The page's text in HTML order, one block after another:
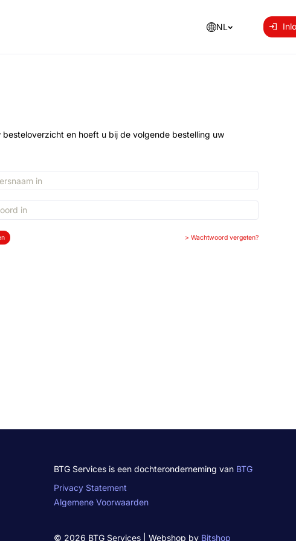
NL
en hoeft u bij de volgende bestelling uw
>Wachtwoord vergeten?
BTG Services is een dochteronderneming van BTG
Privacy Statement
Algemene Voorwaarden
© 2026 BTG Services | Webshop by Bitshop